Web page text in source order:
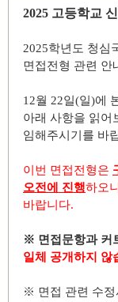
2025 고등학교
2025학년도 청심
면접전형 관련 안
12월 22일(일)에
아래 사항을 읽어
임해주시기를 바
이번 면접전형은
오전에 진행하오
바랍니다.
※ 면접문항과 커
일체 공개하지 않
※ 면접 관련 수